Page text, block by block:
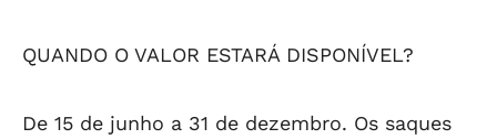
QUANDO O VALOR ESTARÁ DISPONÍVEL?
De 15 de junho a 31 de dezembro. Os saques